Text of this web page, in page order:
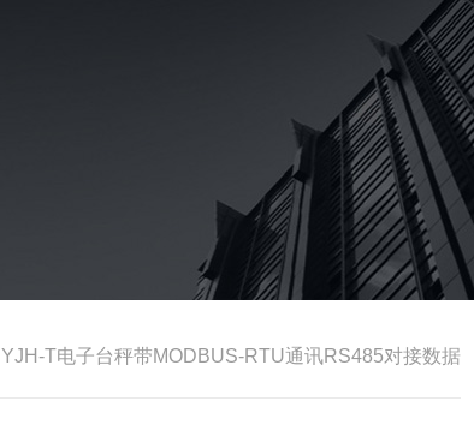
YJH-T电子台秤带MODBUS-RTU通讯RS485对接数据